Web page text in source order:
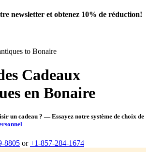
newsletter et obtenez 10% de réduction!
to Bonaire
Cadeaux
en Bonaire
un cadeau ? — Essayez notre système de choix de
8805 or+1-857-284-1674